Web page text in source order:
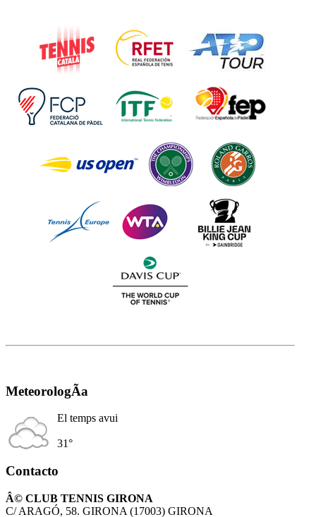
MeteorologÃ­a
El temps avui
31°
Contacto
Â© CLUB TENNIS GIRONA
C/ ARAGÓ, 58. GIRONA (17003) GIRONA